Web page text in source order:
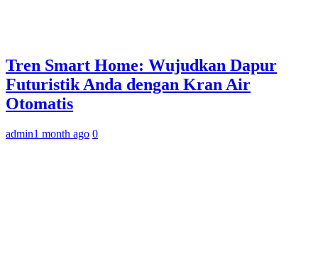
Tren Smart Home: Wujudkan Dapur
Futuristik Anda dengan Kran Air
Otomatis
admin1 month ago 0